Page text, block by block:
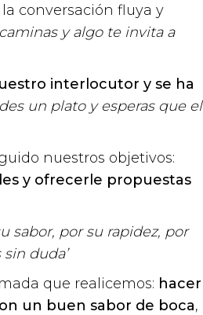
conversación fluya y
y algo te invita a
interlocutor y se ha
un plato y esperas que el
nuestros objetivos:
y ofrecerle propuestas
sabor, por su rapidez, por
duda’
que realicemos: hacer
un buen sabor de boca,